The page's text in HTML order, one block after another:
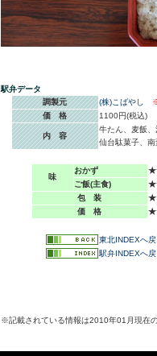
駅弁データ
調製元
(株)こばやし
価 格
1100円(税込)
内 容
牛たん、麦飯、
仙台駄菓子、
味
おかず
ご飯(主食)
包 装
価 格
東北INDEXへ戻
駅弁INDEXへ戻
※記載されている情報は2010年01月現在